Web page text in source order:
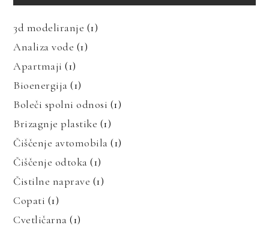
3d modeliranje (1)
Analiza vode (1)
Apartmaji (1)
Bioenergija (1)
Boleči spolni odnosi (1)
Brizagnje plastike (1)
Čiščenje avtomobila (1)
Čiščenje odtoka (1)
Čistilne naprave (1)
Copati (1)
Cvetličarna (1)